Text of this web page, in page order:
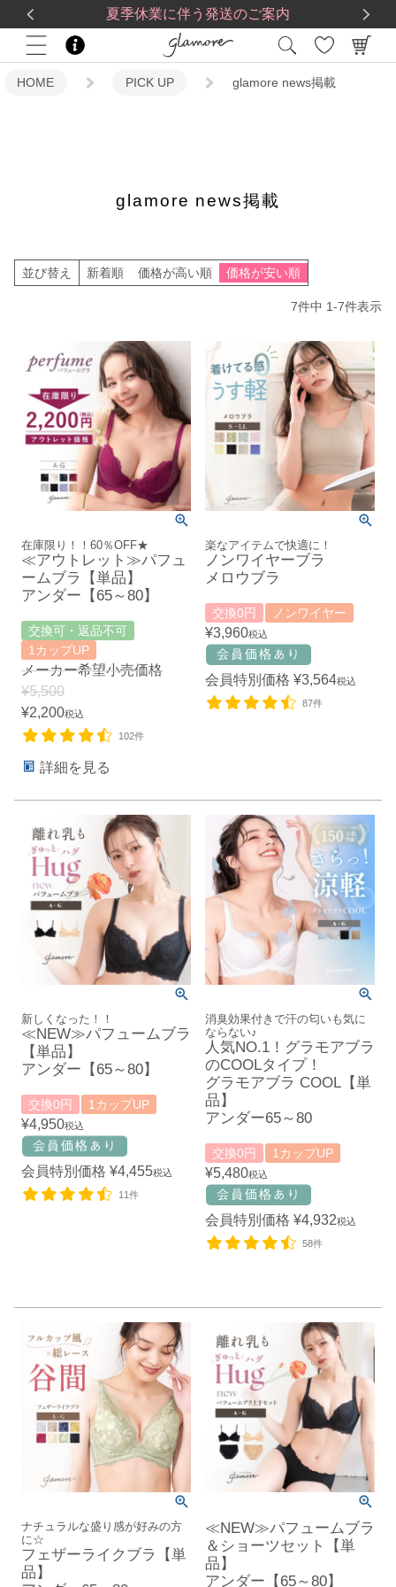
夏季休業に伴う発送のご案内
送料一律560円5,500円(税込)以上で送料無料
HOME PICK UP glamore news掲載
glamore news掲載
並び替え 新着順 価格が高い順 価格が安い順
7件中 1-7件表示
在庫限り！！60％OFF★
≪アウトレット≫パフュ
ームブラ【単品】
アンダー【65～80】
交換可・返品不可
1カップUP
メーカー希望小売価格
¥5,500
¥2,200税込
102件
詳細を見る
楽なアイテムで快適に！
ノンワイヤーブラ
メロウブラ
交換0円 ノンワイヤー
¥3,960税込
会員特別価格 ¥3,564税込
87件
新しくなった！！
≪NEW≫パフュームブラ
【単品】
アンダー【65～80】
交換0円 1カップUP
¥4,950税込
会員特別価格 ¥4,455税込
11件
消臭効果付きで汗の匂いも気に
ならない♪
人気NO.1！グラモアブラ
のCOOLタイプ！
グラモアブラ COOL【単
品】
アンダー65～80
交換0円 1カップUP
¥5,480税込
会員特別価格 ¥4,932税込
58件
ナチュラルな盛り感が好みの方
に☆
フェザーライクブラ【単
品】
≪NEW≫パフュームブラ
＆ショーツセット【単
品】
アンダー【65～80】